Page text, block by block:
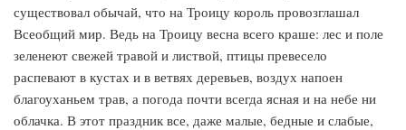
существовал обычай, что на Троицу король провозглашал
Всеобщий мир. Ведь на Троицу весна всего краше: лес и поле
зеленеют свежей травой и листвой, птицы превесело
распевают в кустах и в ветвях деревьев, воздух напоен
благоуханьем трав, а погода почти всегда ясная и на небе ни
облачка. В этот праздник все, даже малые, бедные и слабые,